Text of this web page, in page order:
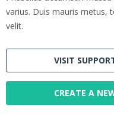
varius. Duis mauris metus,
velit.
VISIT
CREATE A